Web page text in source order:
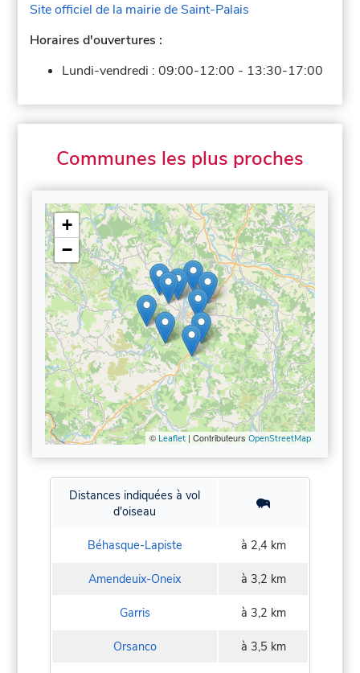
Site officiel de la mairie de Saint-Palais
Horaires d'ouvertures :
Lundi-vendredi :09:00-12:00 - 13:30-17:00
Communes les plus proches
+
−
© Leaflet| Contributeurs OpenStreetMap
Distances indiquées à vol
d'oiseau
Béhasque-Lapiste à 2,4 km
Amendeuix-Oneix à 3,2 km
Garris à 3,2 km
Orsanco à 3,5 km